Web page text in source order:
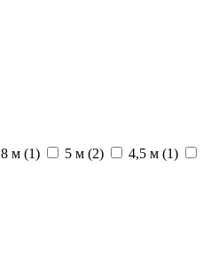
8 м (1) 5 м (2) 4,5 м (1)